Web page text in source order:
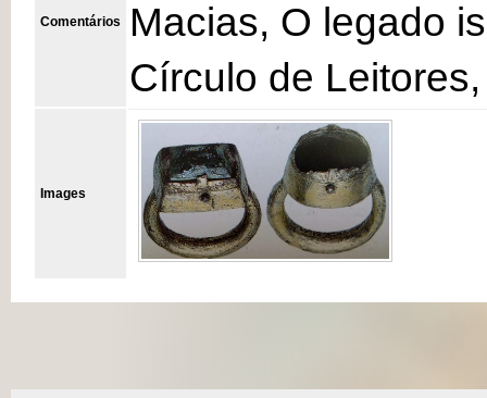
Comentários
Macias, O legado
Círculo de
Images